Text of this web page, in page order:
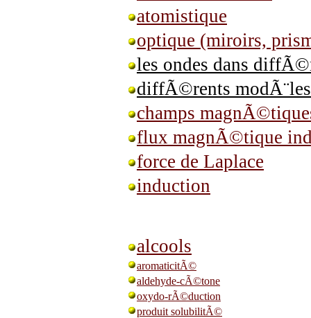
atomistique
optique (miroirs,
les ondes dans
diffÃ©rents
champs
flux magnÃ©tique
force de Laplace
induction
alcools
aromaticitÃ©
aldehyde-cÃ©tone
oxydo-rÃ©duction
produit solubilitÃ©